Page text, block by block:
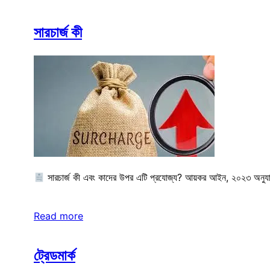
সারচার্জ কী
সারচার্জ কী এবং কাদের উপর এটি প্রযোজ্য? আয়কর আইন, ২০২৩
Read more
ট্রেডমার্ক